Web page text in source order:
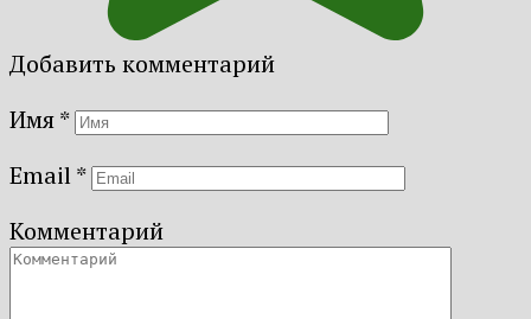
Добавить комментарий
Имя*
Email*
Комментарий